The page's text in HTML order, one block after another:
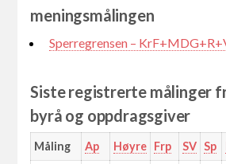
meningsmålingen
Sperregrensen –
Siste registrerte målinger
byrå og oppdragsgiver
Måling Ap Høyre Frp SV Sp